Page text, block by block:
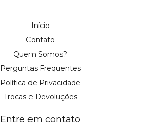
Início
Contato
Quem Somos?
Perguntas Frequentes
Política de Privacidade
Trocas e Devoluções
Entre em contato